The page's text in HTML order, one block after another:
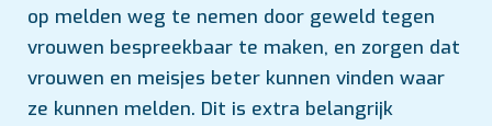
op melden weg te nemen door geweld tegen
vrouwen bespreekbaar te maken, en zorgen dat
vrouwen en meisjes beter kunnen vinden waar
ze kunnen melden. Dit is extra belangrijk